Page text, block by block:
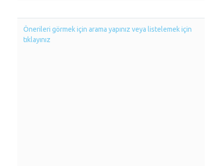
Önerileri görmek için arama yapınız veya listelemek için
tıklayınız